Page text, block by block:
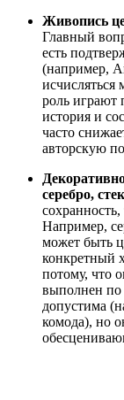
Живопись
Главный
есть
(например,
роль играют
история и
часто
авторскую
серебро,
Например,
может быть
конкретный
потому, что
выполнен по
допустима
комода), но